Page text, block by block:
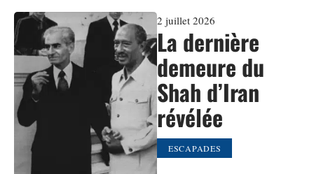
2 juillet 2026
La dernière
demeure du
Shah d’Iran
révélée
ESCAPADES